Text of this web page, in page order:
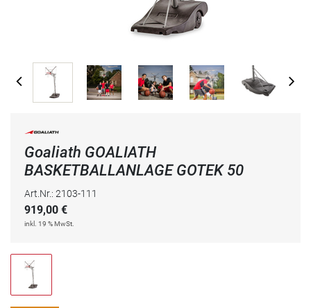
Goaliath GOALIATH
BASKETBALLANLAGE GOTEK 50
Art.Nr.: 2103-111
919,00 €
inkl. 19 % MwSt.